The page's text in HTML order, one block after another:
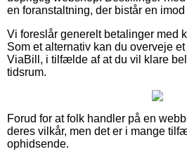
en foranstaltning, der bistår en
Vi foreslår generelt betalinger med
Som et alternativ kan du overveje
ViaBill, i tilfælde af at du vil klare
tidsrum.
Forud for at folk handler på en
deres vilkår, men det er i mange
ophidsende.